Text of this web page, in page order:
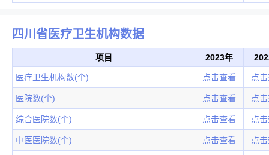
四川省医疗卫生机构数据
项目 2023年
医疗卫生机构数(个) 点击查看 点
医院数(个) 点击查看 点
综合医院数(个) 点击查看 点
中医医院数(个) 点击查看 点